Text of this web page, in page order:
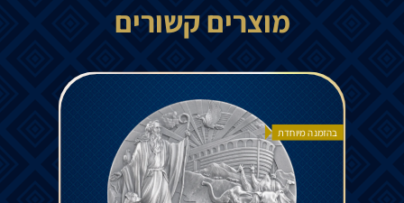
מוצרים קשורים
בהזמנה מיוחדת